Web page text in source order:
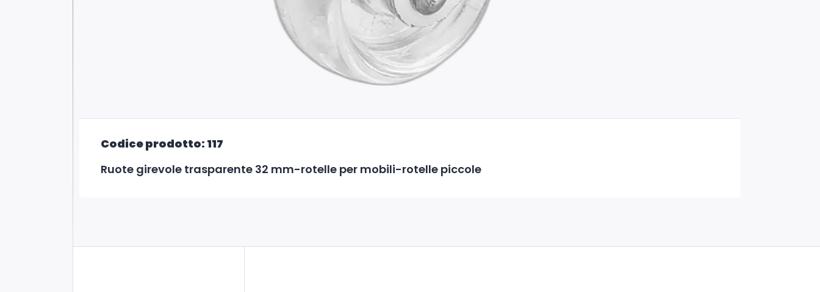
Codice prodotto: 117
Ruote girevole trasparente 32 mm-rotelle per mobili-rotelle piccole